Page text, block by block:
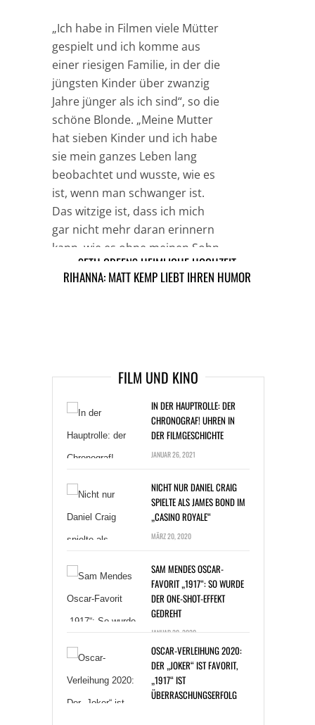
„Ich habe in Filmen viele Mütter
gespielt und ich komme aus
einer riesigen Familie, in der die
jüngsten Kinder über zwanzig
Jahre jünger als ich sind“, so die
schöne Blonde. „Meine Mutter
hat sieben Kinder und ich habe
sie mein ganzes Leben lang
beobachtet und wusste, wie es
ist, wenn man schwanger ist.
Das witzige ist, dass ich mich
gar nicht mehr daran erinnern
kann, wie es ohne meinen Sohn
Fynn war.“
SETH GREENS HEIMLICHE HOCHZEIT
RIHANNA: MATT KEMP LIEBT IHREN HUMOR
FILM UND KINO
IN DER HAUPTROLLE: DER
CHRONOGRAF! UHREN IN
DER FILMGESCHICHTE
JANUAR 26, 2021
NICHT NUR DANIEL CRAIG
SPIELTE ALS JAMES BOND IM
„CASINO ROYALE“
MÄRZ 20, 2020
SAM MENDES OSCAR-
FAVORIT „1917“: SO WURDE
DER ONE-SHOT-EFFEKT
GEDREHT
JANUAR 20, 2020
OSCAR-VERLEIHUNG 2020:
DER „JOKER“ IST FAVORIT,
„1917“ IST
ÜBERRASCHUNGSERFOLG